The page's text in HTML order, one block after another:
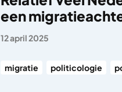
een
12 april 2025
migratie politicologie